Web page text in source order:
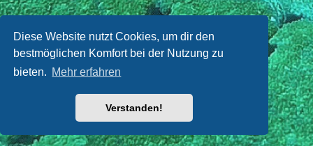
Diese Website nutzt Cookies, um dir den
bestmöglichen Komfort bei der Nutzung zu
bieten. Mehr erfahren
Verstanden!